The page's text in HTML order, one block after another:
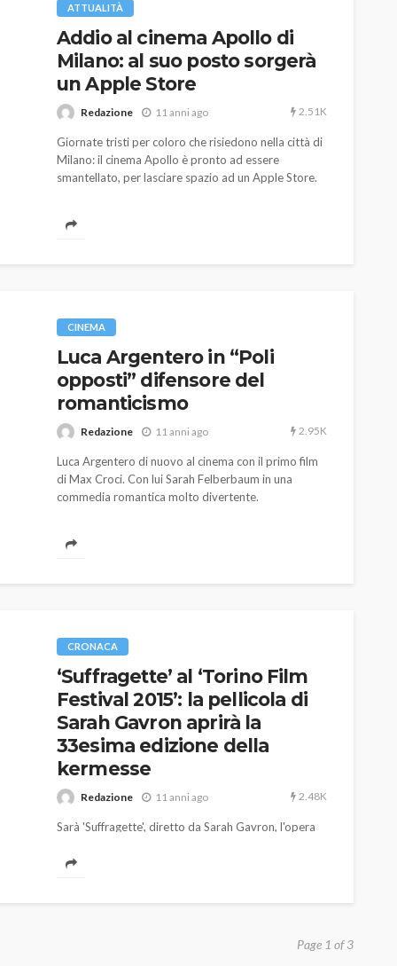
ATTUALITÀ
Addio al cinema Apollo di
Milano: al suo posto sorgerà
un Apple Store
Redazione 11 anni ago 2.51K
Giornate tristi per coloro che risiedono nella città di
Milano: il cinema Apollo è pronto ad essere
smantellato, per lasciare spazio ad un Apple Store.
CINEMA
Luca Argentero in “Poli
opposti” difensore del
romanticismo
Redazione 11 anni ago 2.95K
Luca Argentero di nuovo al cinema con il primo film
di Max Croci. Con lui Sarah Felberbaum in una
commedia romantica molto divertente.
CRONACA
‘Suffragette’ al ‘Torino Film
Festival 2015’: la pellicola di
Sarah Gavron aprirà la
33esima edizione della
kermesse
Redazione 11 anni ago 2.48K
Sarà 'Suffragette', diretto da Sarah Gavron, l'opera
Festival', la tradizionale kermesse che andrà in scena
Page 1 of 3
prato
786
Davis: tennis mondiale e
passione per
l’automobilismo
abbracciano la stessa causa
god 9 mesi ago